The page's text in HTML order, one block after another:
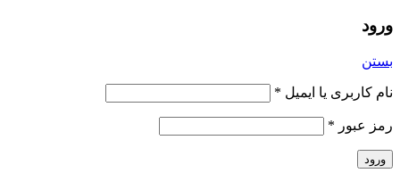
ورود
بستن
نام کاربری یا ایمیل *
رمز عبور *
ورود